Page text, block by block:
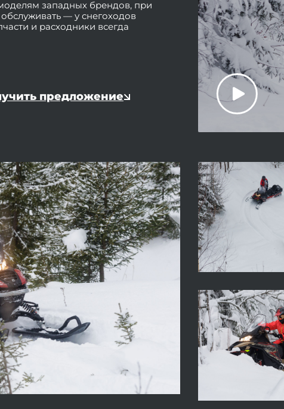
западных брендов, при
— у снегоходов
и расходники всегда
предложение